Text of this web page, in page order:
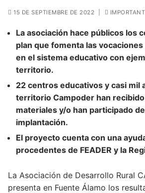
15 DE SEPTIEMBRE DE 2022
La asociación hace públicos los
plan que fomenta las
en el sistema educativo con
territorio.
22 centros educativos y casi mil
territorio Campoder han
materiales y/o han participado
implantación.
El proyecto cuenta con una
procedentes de FEADER y la
La Asociación de Desarrollo Rural
presenta en Fuente Álamo los